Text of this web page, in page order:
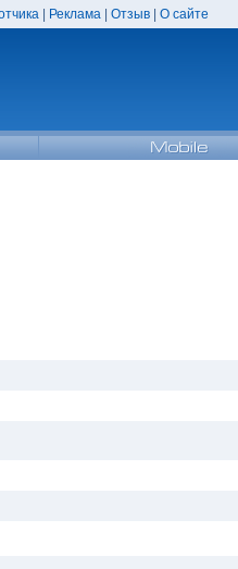
| Реклама| Отзыв| О сайте